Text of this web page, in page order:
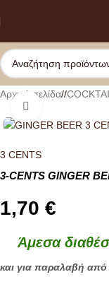
Αρχική σελίδα/
3 CENTS
3-CENTS GINGER
1,70 €
Άμεσα
και για παραλαβή από